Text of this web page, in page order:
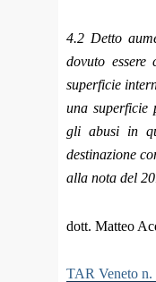
4.2 Detto
dovuto
superficie
una superficie
gli abusi in
destinazione
alla nota del
dott. Matteo
TAR Veneto n.